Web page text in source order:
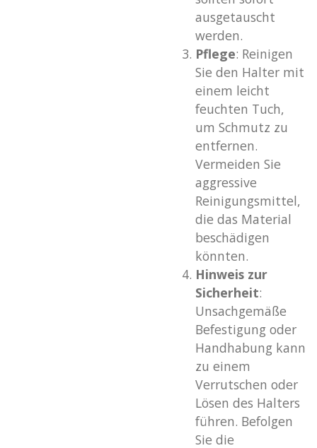
ausgetauscht
werden.
Pflege: Reinigen
Sie den Halter mit
einem leicht
feuchten Tuch,
um Schmutz zu
entfernen.
Vermeiden Sie
aggressive
Reinigungsmittel,
die das Material
beschädigen
könnten.
Hinweis zur
Sicherheit:
Unsachgemäße
Befestigung oder
Handhabung kann
zu einem
Verrutschen oder
Lösen des Halters
führen. Befolgen
Sie die